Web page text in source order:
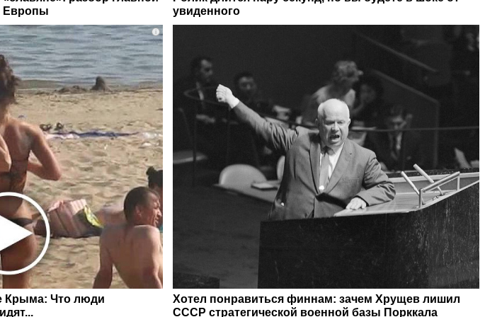
Европы
увиденного
i
Крыма: Что люди
Хотел понравиться финнам: зачем Хрущев лишил
СССР стратегической военной базы Порккала